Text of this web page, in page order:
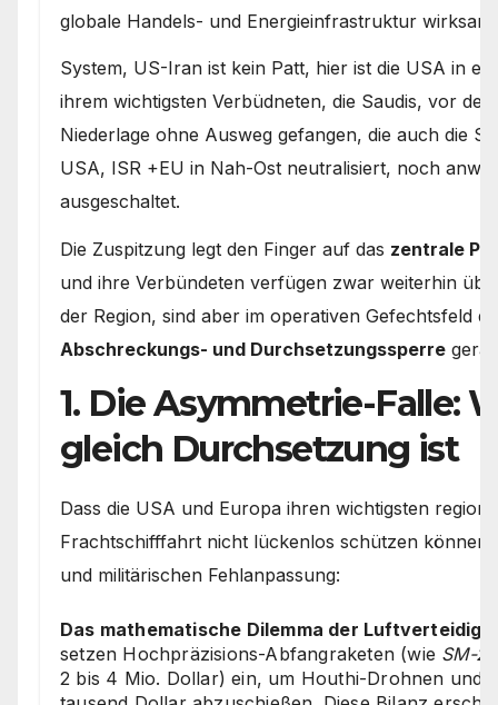
globale Handels- und Energieinfrastruktur
System, US-Iran ist kein Patt, hier ist die USA in
ihrem wichtigsten Verbüdneten, die Saudis, vor
Niederlage ohne Ausweg gefangen, die auch die
USA, ISR +EU in Nah-Ost neutralisiert, noch
ausgeschaltet.
Die Zuspitzung legt den Finger auf das zentrale
und ihre Verbündeten verfügen zwar weiterhin
der Region, sind aber im operativen Gefechtsfeld
Abschreckungs- und Durchsetzungssperre
1. Die Asymmetrie-Falle:
gleich Durchsetzung ist
Dass die USA und Europa ihren wichtigsten
Frachtschifffahrt nicht lückenlos schützen
und militärischen Fehlanpassung:
Das mathematische Dilemma der
setzen Hochpräzisions-Abfangraketen (wie SM-2
2 bis 4 Mio. Dollar) ein, um Houthi-Drohnen und